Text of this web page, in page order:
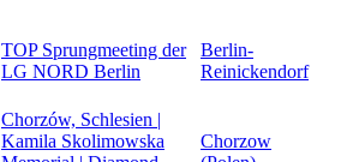
TOP Sprungmeeting der
LG NORD Berlin
Berlin-
Reinickendorf
Chorzów, Schlesien |
Kamila Skolimowska
Chorzow